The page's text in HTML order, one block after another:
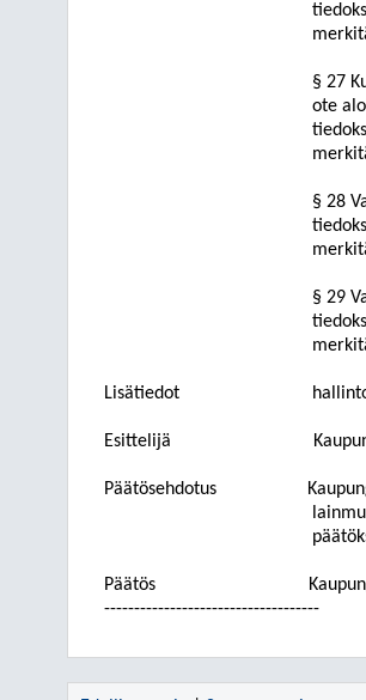
§ 27
ote
§ 28
§ 29
Lisätiedot
Esittelijä
Päätösehdotus
Päätös
------------------------------------